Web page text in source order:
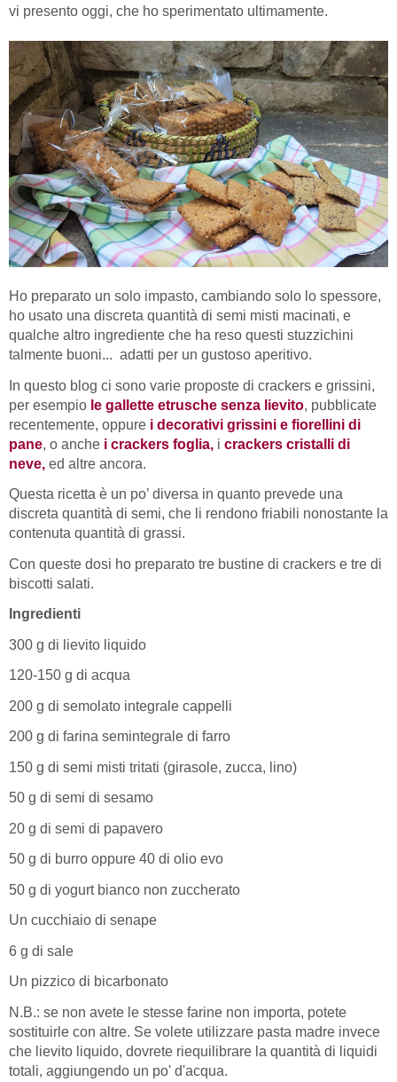
vi presento oggi, che ho sperimentato ultimamente.
Ho preparato un solo impasto, cambiando solo lo spessore,
ho usato una discreta quantità di semi misti macinati, e
qualche altro ingrediente che ha reso questi stuzzichini
talmente buoni... adatti per un gustoso aperitivo.
In questo blog ci sono varie proposte di crackers e grissini,
per esempio le gallette etrusche senza lievito, pubblicate
recentemente, oppure i decorativi grissini e fiorellini di
pane, o anche i crackers foglia, i crackers cristalli di
neve, ed altre ancora.
Questa ricetta è un po’ diversa in quanto prevede una
discreta quantità di semi, che li rendono friabili nonostante la
contenuta quantità di grassi.
Con queste dosi ho preparato tre bustine di crackers e tre di
biscotti salati.
Ingredienti
300 g di lievito liquido
120-150 g di acqua
200 g di semolato integrale cappelli
200 g di farina semintegrale di farro
150 g di semi misti tritati (girasole, zucca, lino)
50 g di semi di sesamo
20 g di semi di papavero
50 g di burro oppure 40 di olio evo
50 g di yogurt bianco non zuccherato
Un cucchiaio di senape
6 g di sale
Un pizzico di bicarbonato
N.B.: se non avete le stesse farine non importa, potete
sostituirle con altre. Se volete utilizzare pasta madre invece
che lievito liquido, dovrete riequilibrare la quantità di liquidi
totali, aggiungendo un po' d'acqua.